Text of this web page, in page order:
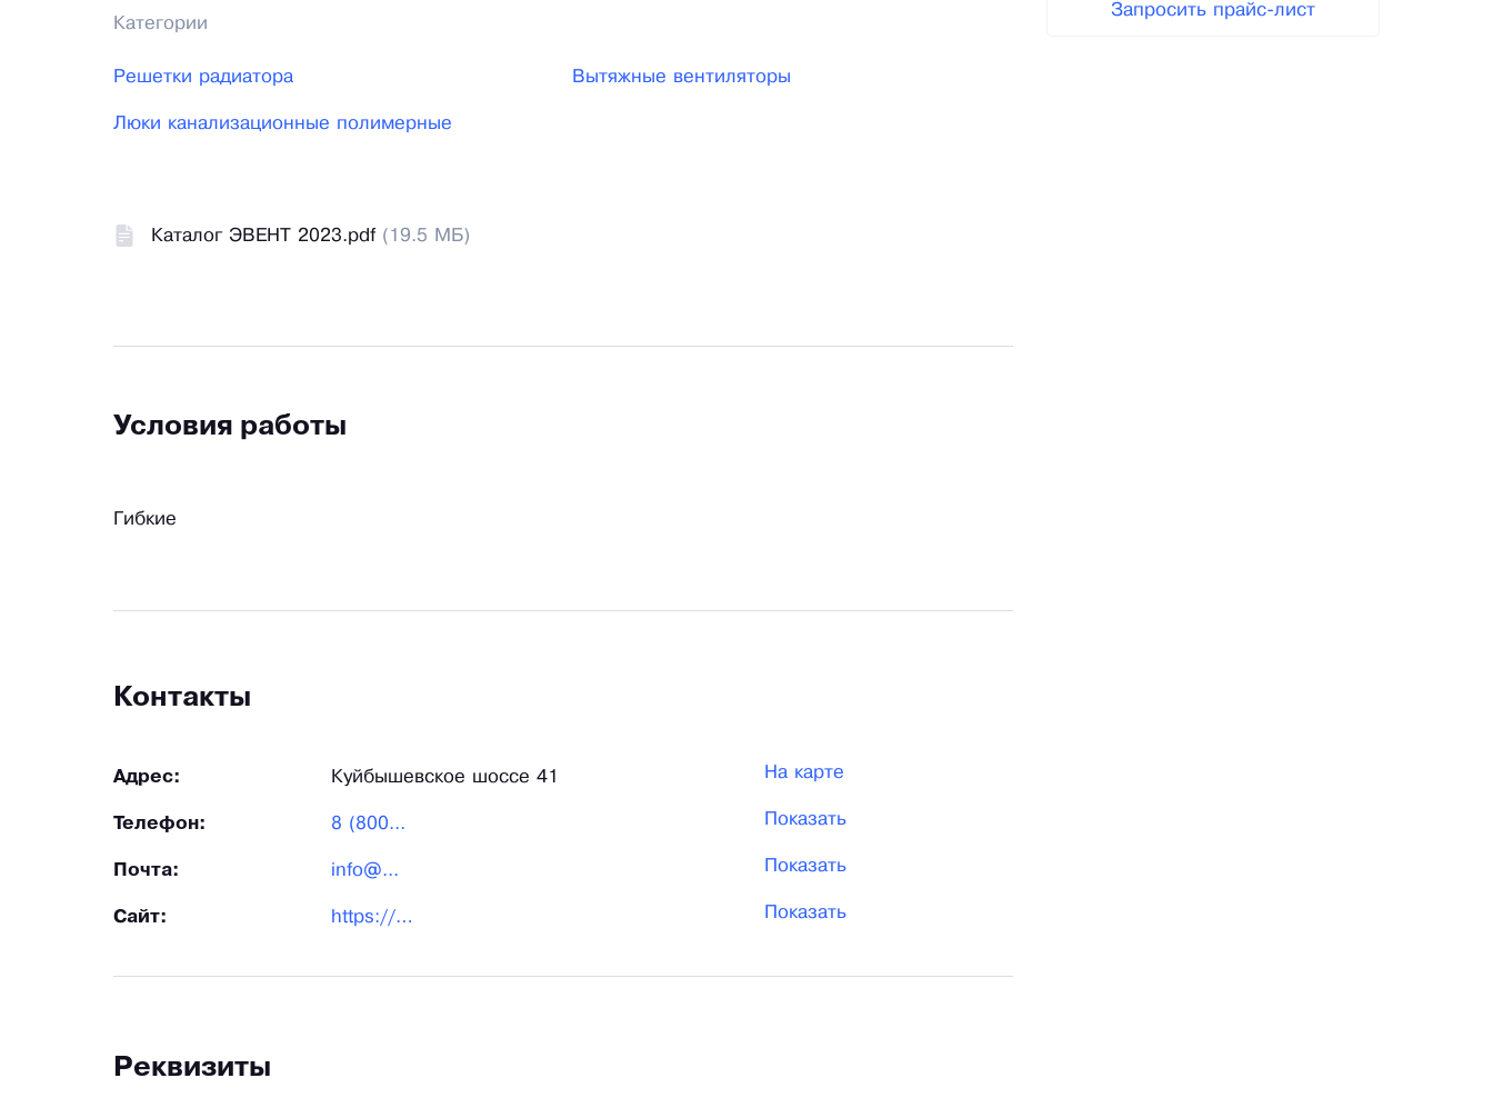
Категории
Решетки радиатора Вытяжные вентиляторы
Люки канализационные полимерные
Каталог ЭВЕНТ 2023.pdf (19.5 МБ)
Условия работы
Гибкие
Контакты
Адрес: Куйбышевское шоссе 41 На карте
Телефон: 8 (800... Показать
Почта: info@... Показать
Сайт: https://event-gk.ru/ Показать
Реквизиты
Запросить прайс-лист